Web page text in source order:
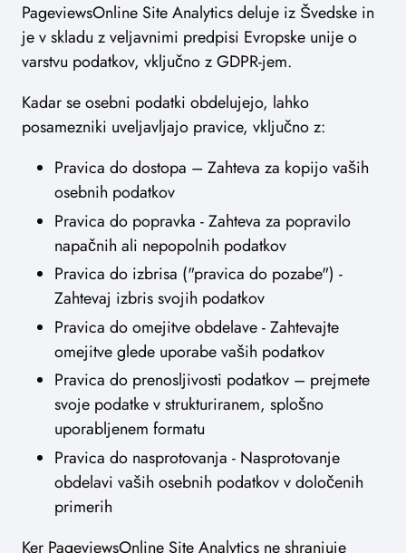
PageviewsOnline Site Analytics deluje iz Švedske in
je v skladu z veljavnimi predpisi Evropske unije o
varstvu podatkov, vključno z GDPR-jem.
Kadar se osebni podatki obdelujejo, lahko
posamezniki uveljavljajo pravice, vključno z:
Pravica do dostopa – Zahteva za kopijo vaših
osebnih podatkov
Pravica do popravka - Zahteva za popravilo
napačnih ali nepopolnih podatkov
Pravica do izbrisa ("pravica do pozabe") -
Zahtevaj izbris svojih podatkov
Pravica do omejitve obdelave - Zahtevajte
omejitve glede uporabe vaših podatkov
Pravica do prenosljivosti podatkov – prejmete
svoje podatke v strukturiranem, splošno
uporabljenem formatu
Pravica do nasprotovanja - Nasprotovanje
obdelavi vaših osebnih podatkov v določenih
primerih
Ker PageviewsOnline Site Analytics ne shranjuje